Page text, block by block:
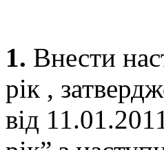
1. Внести
рік ,
від